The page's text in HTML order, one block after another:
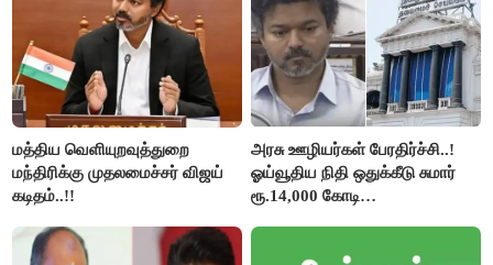
மத்திய வெளியுறவுத்துறை
மந்திரிக்கு முதலமைச்சர் விஜய்
கடிதம்..!!
அரசு ஊழியர்கள் பேரதிர்ச்சி..!
ஓய்வூதிய நிதி ஒதுக்கீடு சுமார்
ரூ.14,000 கோடி